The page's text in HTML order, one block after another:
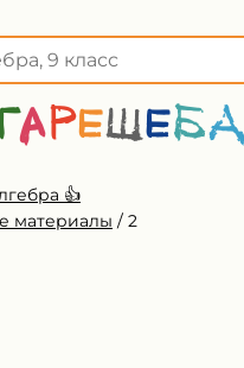
👍
материалы / 2